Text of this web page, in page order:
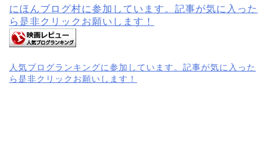
にほんブログ村に参加しています。記事が気に入った
ら是非クリックお願いします！
人気ブログランキングに参加しています。記事が気に入った
ら是非クリックお願いします！